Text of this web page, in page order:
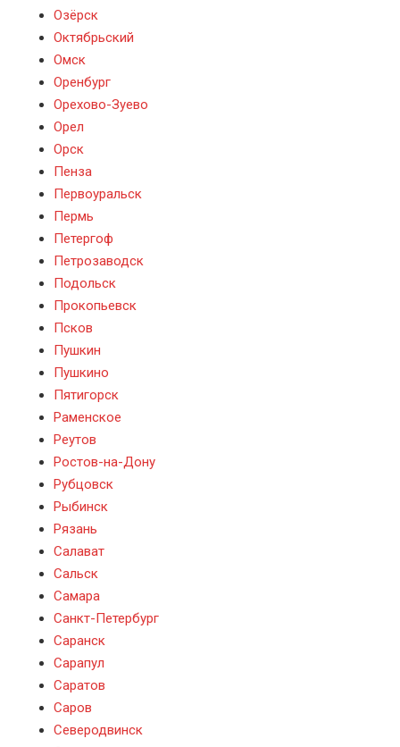
Озёрск
Октябрьский
Омск
Оренбург
Орехово-Зуево
Орел
Орск
Пенза
Первоуральск
Пермь
Петергоф
Петрозаводск
Подольск
Прокопьевск
Псков
Пушкин
Пушкино
Пятигорск
Раменское
Реутов
Ростов-на-Дону
Рубцовск
Рыбинск
Рязань
Салават
Сальск
Самара
Санкт-Петербург
Саранск
Сарапул
Саратов
Саров
Северодвинск